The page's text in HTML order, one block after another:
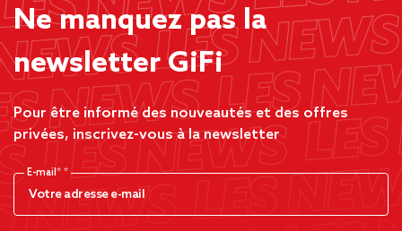
Ne manquez pas la
newsletter GiFi
Pour être informé des nouveautés et des offres
privées, inscrivez-vous à la newsletter
E-mail*